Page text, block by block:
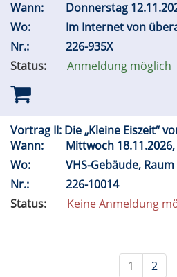
Wann:
Donnerstag
Wo:
Im Internet von
Nr.:
226-935X
Status:
Anmeldung möglich
Vortrag II: Die „Kleine Eiszeit“
Wann:
Mittwoch
Wo:
VHS-Gebäude, Raum
Nr.:
226-10014
Status:
Keine Anmeldung
1 2